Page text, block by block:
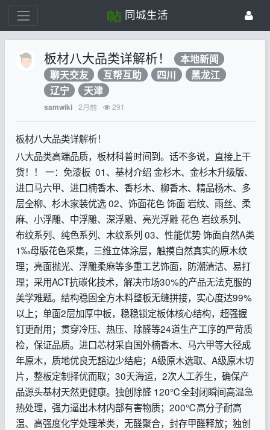
同城生活
板材八大品类详解析！ 本地新闻
聊天交友
互帮互助 四川
黑龙江
辽宁
天津
samwiki 2月前 291
板材八大品类详解析！
八大品类高端品质，板材科普时间到。话不多说，直接上干
货！！ 一：免漆板 01、基材介绍 金杉木、金杉木升级版、
进口马六甲、进口楠香木、香杉木、柳香木、精品杨木、多
层全柳、杉木家装优选 02、饰面花色 饰面 岩纹、雨丝、柔
麻、小浮雕、中浮雕、深浮雕、亮光浮雕 花色 岩纹系列、
布纹系列、纯色系列、木纹系列 03、性能优势 饰面自然A类
1‰母版花色采集，三维立体涂层，触摸自然真实的原木纹
理；亮面抛光、浮雕柔麻等多重工艺饰面，防潮清洁、易打
理；采用ACT抗碳化技术，解决市场30%的产品无法克服的
美学难题。结构稳固全方木料整板无缝拼接，实心度达99%
以上；单面2层加厚中板，稳稳锁定板体核心结构，超强握
钉更耐用；贯穿冷压、热压、除醛等24道生产工序的严苛质
检，保证品质。进口芯材采自国外楠香木、马六甲等大径成
年原木，质地优良无豁边少结疤；A级原木选取、A级原木切
片，整板定制择优而取；30天海运，2次人工养生，确保产
品源头基材天然更健康。独创除醛 120℃全封闭瞬间高温急
热处理，强力逼出木材内部有害物质；200℃高分子耐高
温、高强度化学处理苯类，无醛聚合，封存甲醛释放；独创